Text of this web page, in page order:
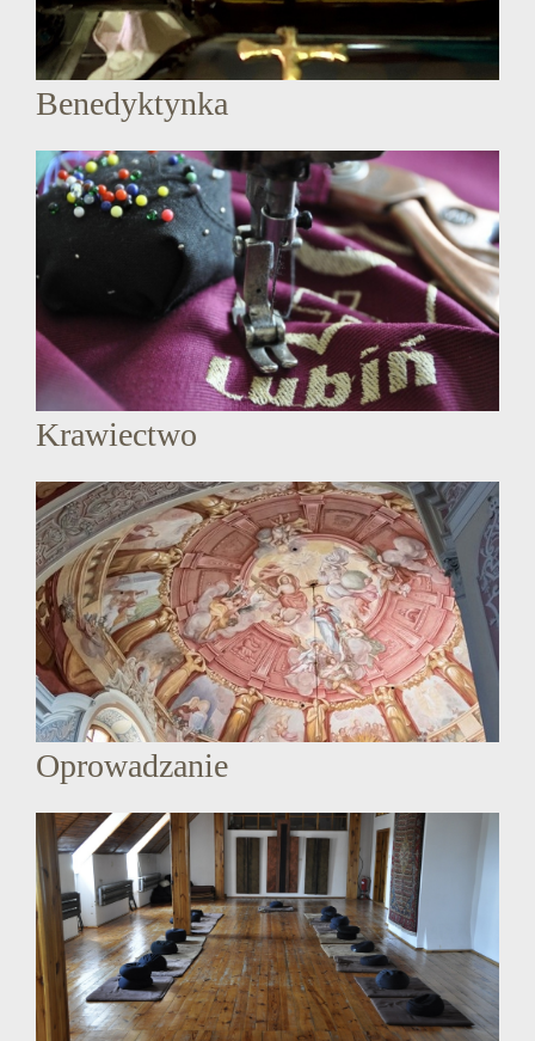
Benedyktynka
Krawiectwo
Oprowadzanie